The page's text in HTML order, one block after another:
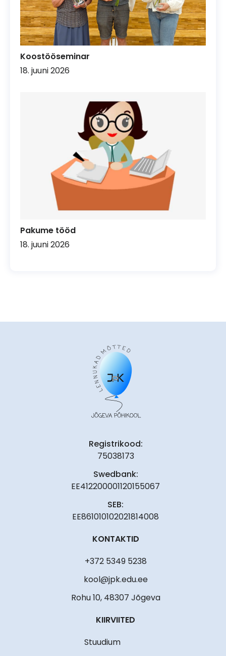
Koostööseminar
18. juuni 2026
Pakume tööd
18. juuni 2026
Registrikood:
75038173
Swedbank:
EE412200001120155067
SEB:
EE861010102021814008
KONTAKTID
+372 5349 5238
kool@jpk.edu.ee
Rohu 10, 48307 Jõgeva
KIIRVIITED
Stuudium